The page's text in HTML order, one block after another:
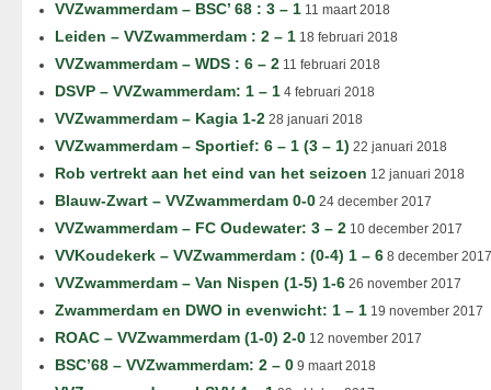
VVZwammerdam – BSC’ 68 : 3 – 1 11 maart 2018
Leiden – VVZwammerdam : 2 – 1 18 februari 2018
VVZwammerdam – WDS : 6 – 2 11 februari 2018
DSVP – VVZwammerdam: 1 – 1 4 februari 2018
VVZwammerdam – Kagia 1-2 28 januari 2018
VVZwammerdam – Sportief: 6 – 1 (3 – 1) 22 januari 2018
Rob vertrekt aan het eind van het seizoen 12 januari 2018
Blauw-Zwart – VVZwammerdam 0-0 24 december 2017
VVZwammerdam – FC Oudewater: 3 – 2 10 december 2017
VVKoudekerk – VVZwammerdam : (0-4) 1 – 6 8 december 2017
VVZwammerdam – Van Nispen (1-5) 1-6 26 november 2017
Zwammerdam en DWO in evenwicht: 1 – 1 19 november 2017
ROAC – VVZwammerdam (1-0) 2-0 12 november 2017
BSC’68 – VVZwammerdam: 2 – 0 9 maart 2018